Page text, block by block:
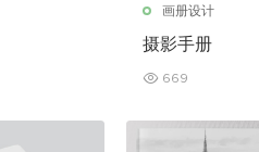
画册设计
摄影手册
669